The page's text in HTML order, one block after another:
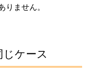
りません。
ケース